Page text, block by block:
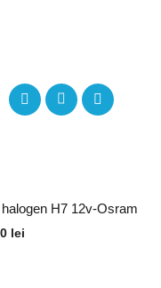
halogen H7 12v-Osram
lei